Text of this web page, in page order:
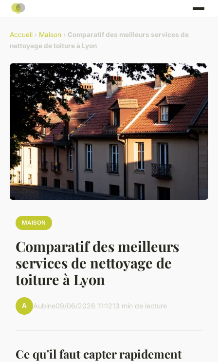
Accueil › Maison › Comparatif des meilleurs services de
nettoyage de toiture à Lyon
MAISON
Comparatif des meilleurs
services de nettoyage de
toiture à Lyon
A Aubine09/06/2026 11:1213 min de lecture
Ce qu'il faut capter rapidement